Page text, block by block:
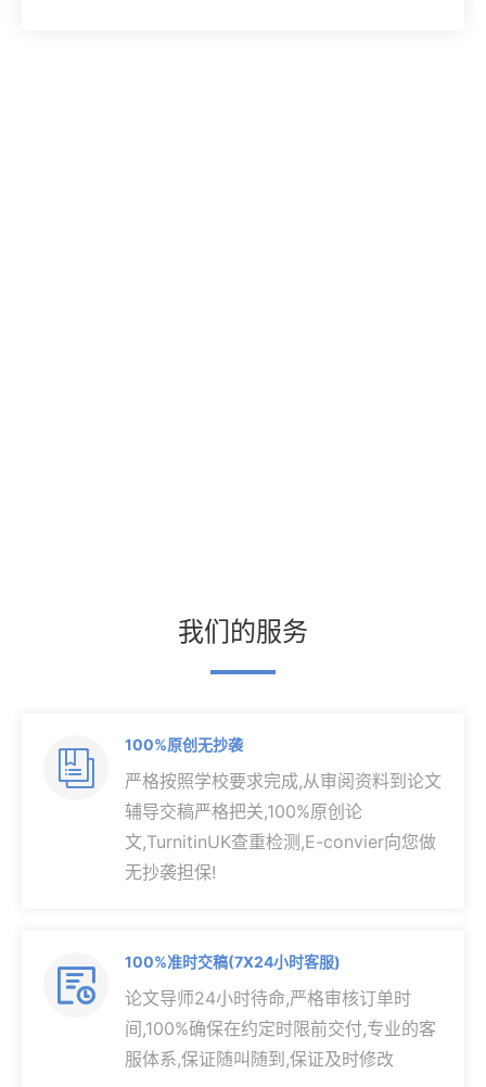
我们的服务

100%原创无抄袭
严格按照学校要求完成,从审阅资料到论文
辅导交稿严格把关,100%原创论
文,TurnitinUK查重检测,E-convier向您做
无抄袭担保!

100%准时交稿(7X24小时客服)
论文导师24小时待命,严格审核订单时
间,100%确保在约定时限前交付,专业的客
服体系,保证随叫随到,保证及时修改